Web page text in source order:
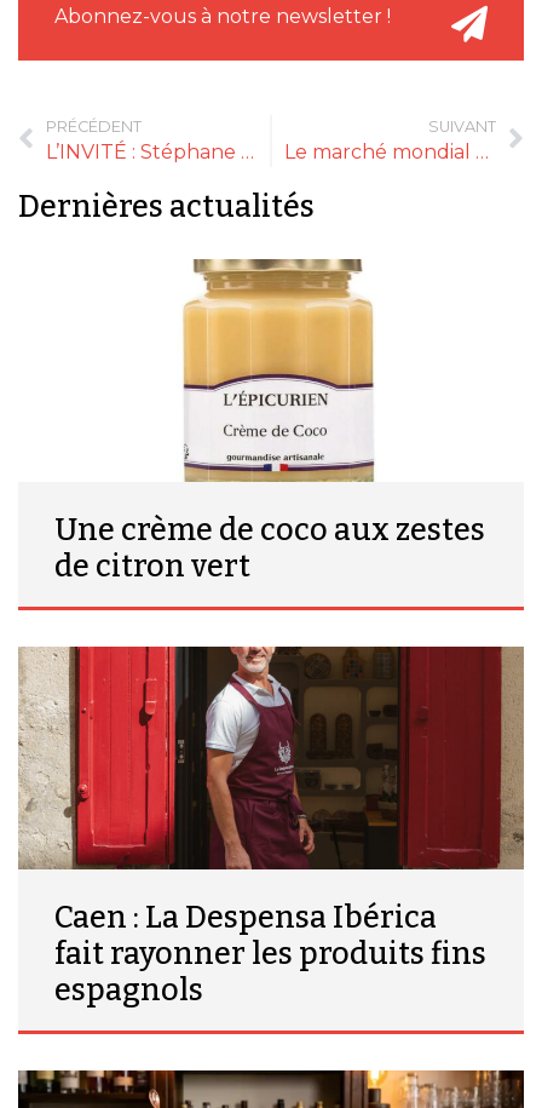
Abonnez-vous à notre newsletter !
PRÉCÉDENT
L’INVITÉ : Stéphane Layani
SUIVANT
Le marché mondial de l’huile d’olive se détend
Dernières actualités
Une crème de coco aux zestes
de citron vert
Caen : La Despensa Ibérica
fait rayonner les produits fins
espagnols